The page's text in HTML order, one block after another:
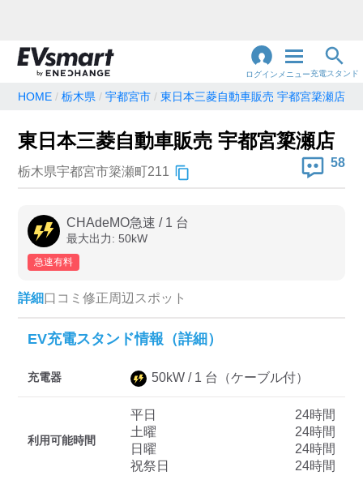
ログイン メニュー充電スタンド
地名・観光スポット・住所で検索
充電器の種類
急速充電器のみ表示
高速道路上のみ表示
認証システム
三菱ディーラーを表示
日産ディーラーを表示
HOME 栃木県 宇都宮市 東日本三菱自動車販売 宇都宮簗瀬店
東日本三菱自動車販売 宇都宮簗瀬店
栃木県宇都宮市簗瀬町211
58
CHAdeMO急速 / 1 台
最大出力: 50kW
急速有料
詳細口コミ 修正周辺スポット
EV充電スタンド情報（詳細）
充電器 50kW / 1 台 （ケーブル付）
利用可能時間
平日
24時間
土曜
24時間
日曜
24時間
祝祭日
24時間